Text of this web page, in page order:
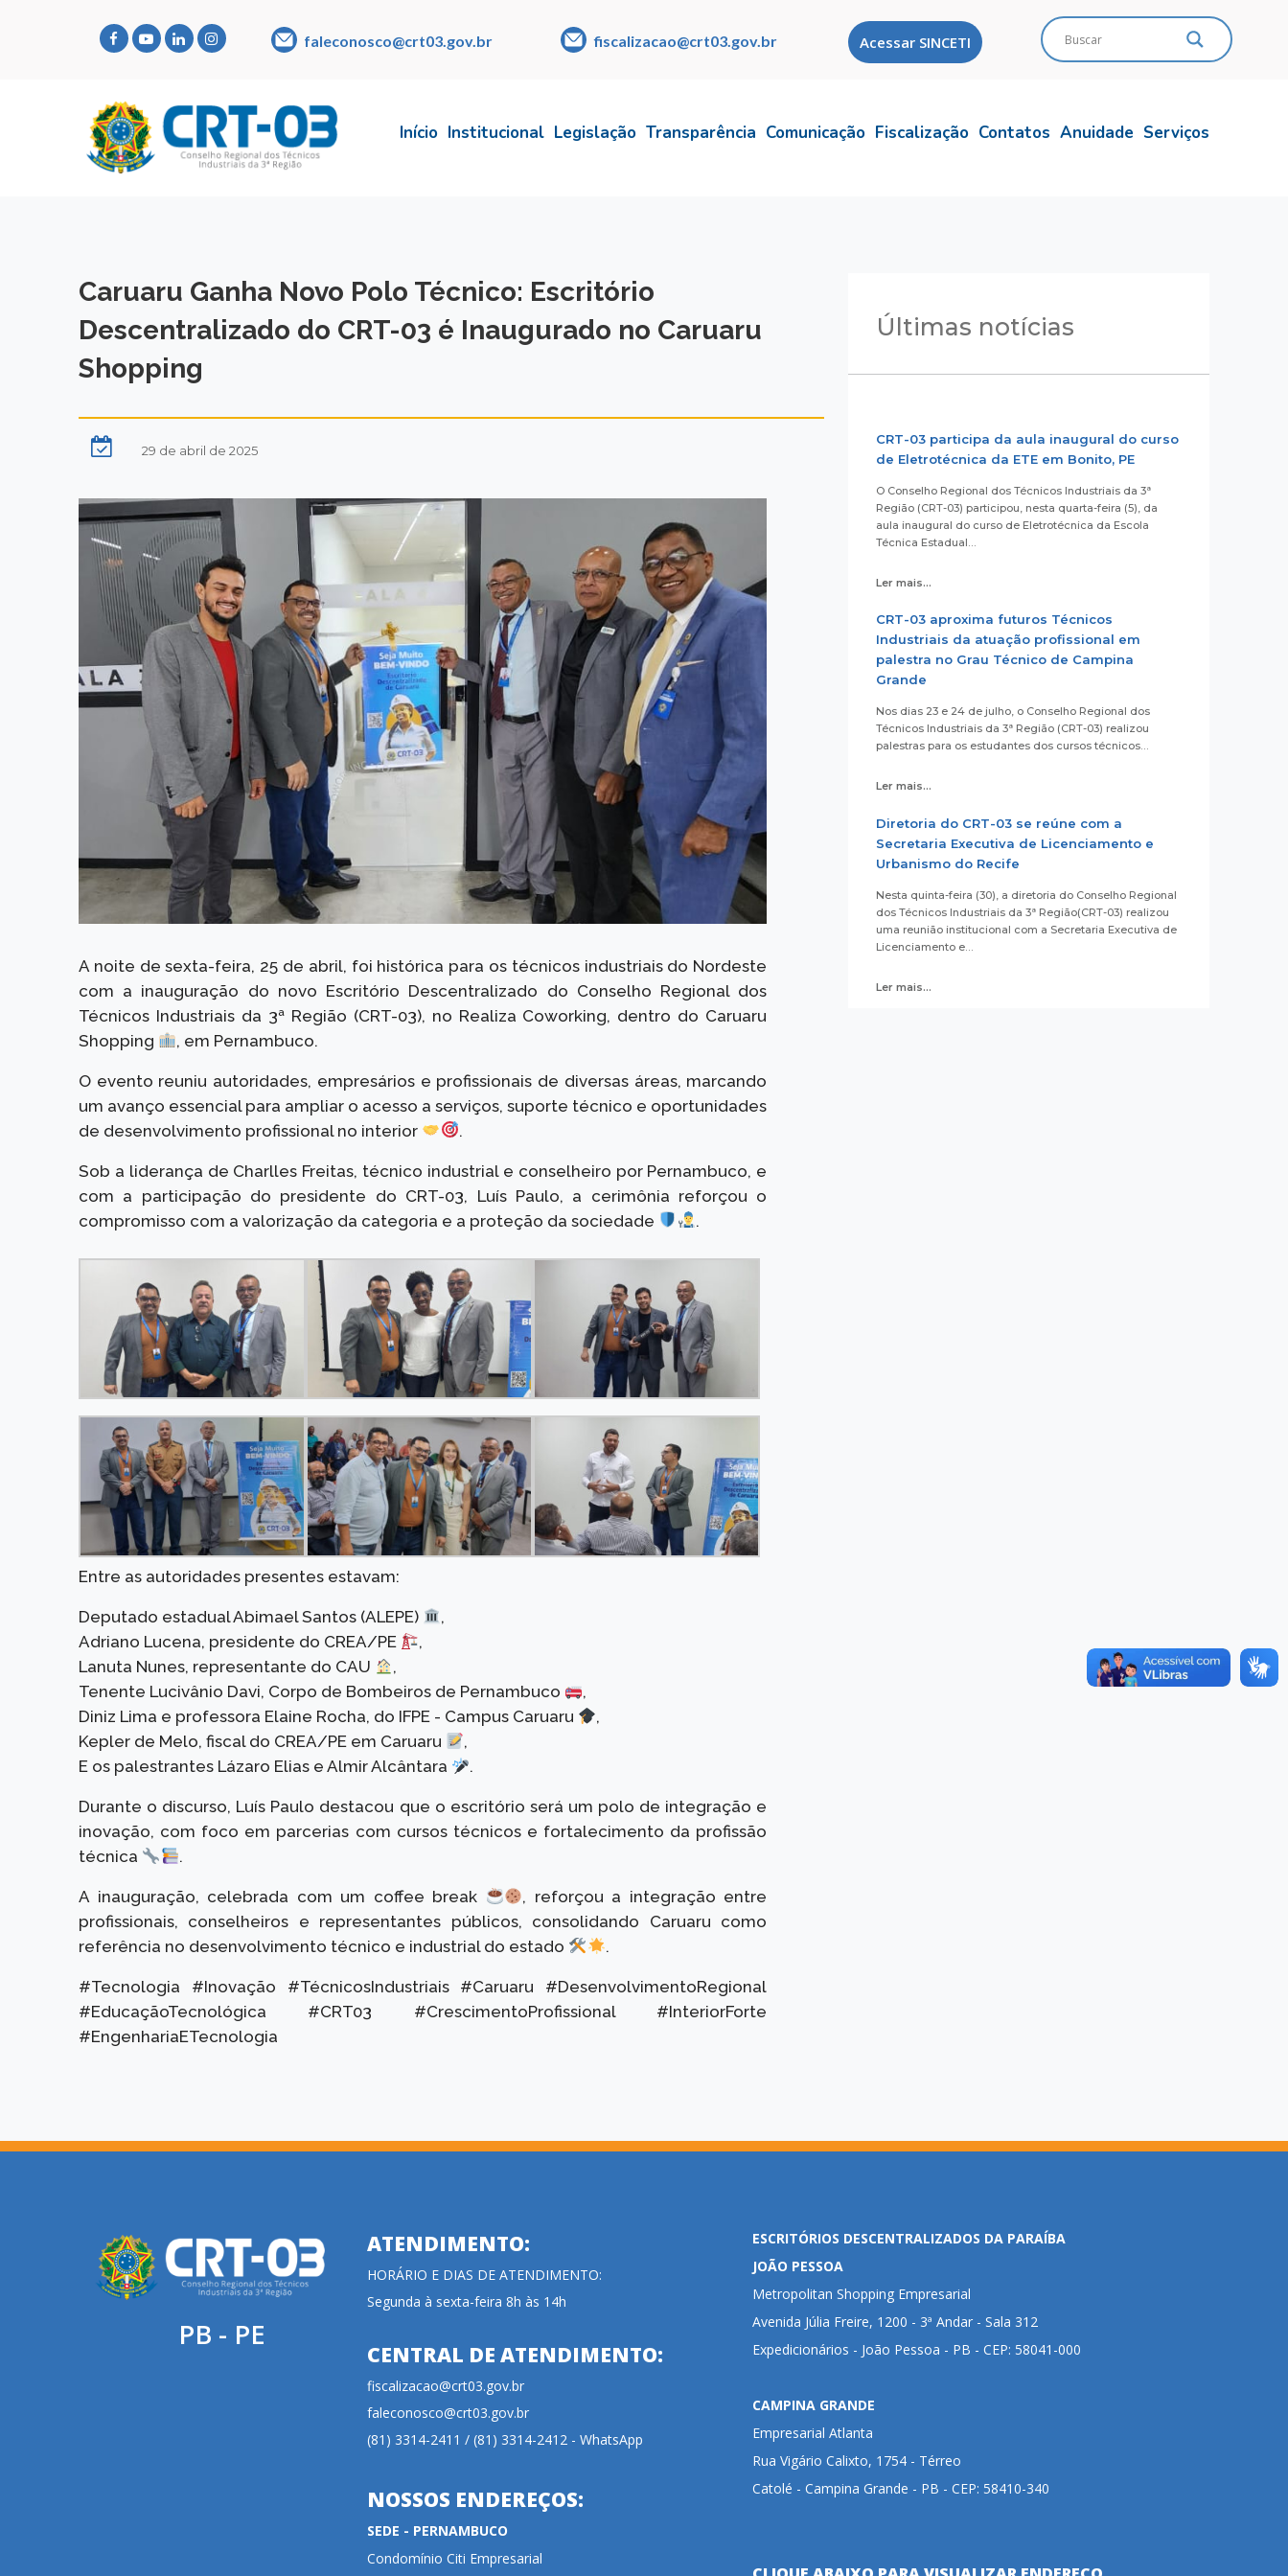
faleconosco@crt03.gov.br fiscalizacao@crt03.gov.br Acessar SINCETI
Início Institucional Legislação Transparência Comunicação Fiscalização Contatos Anuidade Serviços
Caruaru Ganha Novo Polo Técnico: Escritório
Descentralizado do CRT-03 é Inaugurado no Caruaru
Shopping
29 de abril de 2025
A noite de sexta-feira, 25 de abril, foi histórica para os técnicos industriais do Nordeste
com a inauguração do novo Escritório Descentralizado do Conselho Regional dos
Técnicos Industriais da 3ª Região (CRT-03), no Realiza Coworking, dentro do Caruaru
Shopping
, em Pernambuco.
O evento reuniu autoridades, empresários e profissionais de diversas áreas, marcando
um avanço essencial para ampliar o acesso a serviços, suporte técnico e oportunidades
de desenvolvimento profissional no interior
.
Sob a liderança de Charlles Freitas, técnico industrial e conselheiro por Pernambuco, e
com a participação do presidente do CRT-03, Luís Paulo, a cerimônia reforçou o
compromisso com a valorização da categoria e a proteção da sociedade
.
Entre as autoridades presentes estavam:
Deputado estadual Abimael Santos (ALEPE)
,
Adriano Lucena, presidente do CREA/PE
,
Lanuta Nunes, representante do CAU
,
Tenente Lucivânio Davi, Corpo de Bombeiros de Pernambuco
,
Diniz Lima e professora Elaine Rocha, do IFPE - Campus Caruaru
,
Kepler de Melo, fiscal do CREA/PE em Caruaru
,
E os palestrantes Lázaro Elias e Almir Alcântara
.
Durante o discurso, Luís Paulo destacou que o escritório será um polo de integração e
inovação, com foco em parcerias com cursos técnicos e fortalecimento da profissão
técnica
.
A inauguração, celebrada com um coffee break
, reforçou a integração entre
profissionais, conselheiros e representantes públicos, consolidando Caruaru como
referência no desenvolvimento técnico e industrial do estado
.
#Tecnologia #Inovação #TécnicosIndustriais #Caruaru #DesenvolvimentoRegional
#EducaçãoTecnológica #CRT03 #CrescimentoProfissional #InteriorForte
#EngenhariaETecnologia
Últimas notícias
CRT-03 participa da aula inaugural do curso
de Eletrotécnica da ETE em Bonito, PE
O Conselho Regional dos Técnicos Industriais da 3ª
Região (CRT-03) participou, nesta quarta-feira (5), da
aula inaugural do curso de Eletrotécnica da Escola
Técnica Estadual…
Ler mais...
CRT-03 aproxima futuros Técnicos
Industriais da atuação profissional em
palestra no Grau Técnico de Campina
Grande
Nos dias 23 e 24 de julho, o Conselho Regional dos
Técnicos Industriais da 3ª Região (CRT-03) realizou
palestras para os estudantes dos cursos técnicos…
Ler mais...
Diretoria do CRT-03 se reúne com a
Secretaria Executiva de Licenciamento e
Urbanismo do Recife
Nesta quinta-feira (30), a diretoria do Conselho Regional
dos Técnicos Industriais da 3ª Região(CRT-03) realizou
uma reunião institucional com a Secretaria Executiva de
Licenciamento e…
Ler mais...
PB - PE
ATENDIMENTO:
HORÁRIO E DIAS DE ATENDIMENTO:
Segunda à sexta-feira 8h às 14h
CENTRAL DE ATENDIMENTO:
fiscalizacao@crt03.gov.br
faleconosco@crt03.gov.br
(81) 3314-2411 / (81) 3314-2412 - WhatsApp
NOSSOS ENDEREÇOS:
SEDE - PERNAMBUCO
Condomínio Citi Empresarial
ESCRITÓRIOS DESCENTRALIZADOS DA PARAÍBA
JOÃO PESSOA
Metropolitan Shopping Empresarial
Avenida Júlia Freire, 1200 - 3ª Andar - Sala 312
Expedicionários - João Pessoa - PB - CEP: 58041-000
CAMPINA GRANDE
Empresarial Atlanta
Rua Vigário Calixto, 1754 - Térreo
Catolé - Campina Grande - PB - CEP: 58410-340